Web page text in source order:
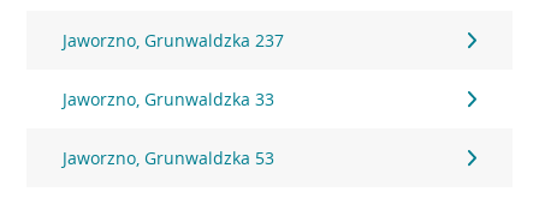
Jaworzno, Grunwaldzka 237
Jaworzno, Grunwaldzka 33
Jaworzno, Grunwaldzka 53